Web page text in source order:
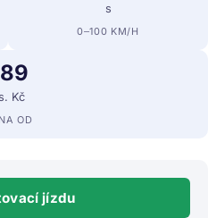
s
0–100 KM/H
Kč
OD
jízdu